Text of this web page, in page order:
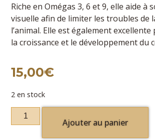
Riche en Omégas 3, 6 et 9, elle aide à
visuelle afin de limiter les troubles de
l’animal. Elle est également
la croissance et le développement du
15,00€
2 en stock
Ajouter au panier